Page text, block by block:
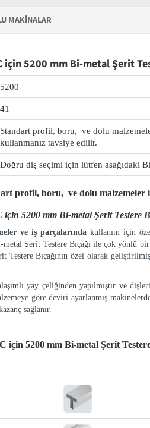
MAKINALAR
için 5200 mm Bi-metal Şerit
5200
41
Standart profil, boru, ve dolu
kullanmanız tavsiye edilir.
Doğru diş seçimi için lütfen aşağıdaki
profil, boru, ve dolu malzemeler
5200 mm Bi-metal Şerit Testere
ve iş parçalarında kullanım için
metal Şerit Testere Bıçağı ile çok yönlü
Bıçağının özel olarak
yay çeliğinden yapılmıştır ve
göre deviri ayarlanmış
sağlanır.
5200 mm Bi-metal Şerit Testere